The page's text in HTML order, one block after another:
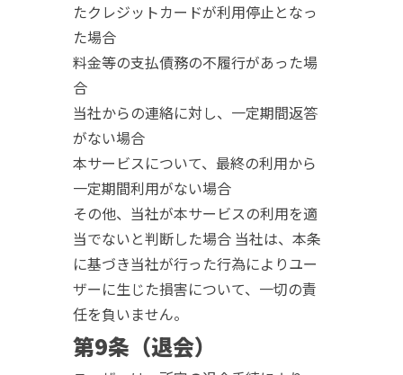
たクレジットカードが利用停止となっ
た場合
料金等の支払債務の不履行があった場
合
当社からの連絡に対し、一定期間返答
がない場合
本サービスについて、最終の利用から
一定期間利用がない場合
その他、当社が本サービスの利用を適
当でないと判断した場合 当社は、本条
に基づき当社が行った行為によりユー
ザーに生じた損害について、一切の責
任を負いません。
第9条（退会）